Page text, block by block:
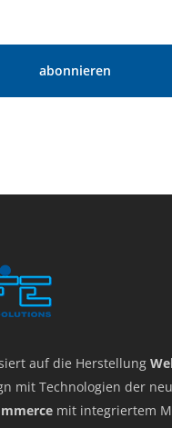
auf die Herstellung
mit Technologien der
mit integriertem